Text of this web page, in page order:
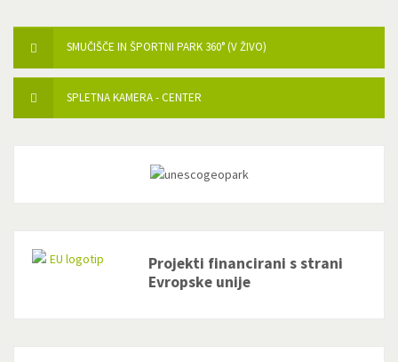
SMUČIŠČE IN ŠPORTNI PARK 360° (V ŽIVO)
SPLETNA KAMERA - CENTER
Projekti financirani s strani
Evropske unije